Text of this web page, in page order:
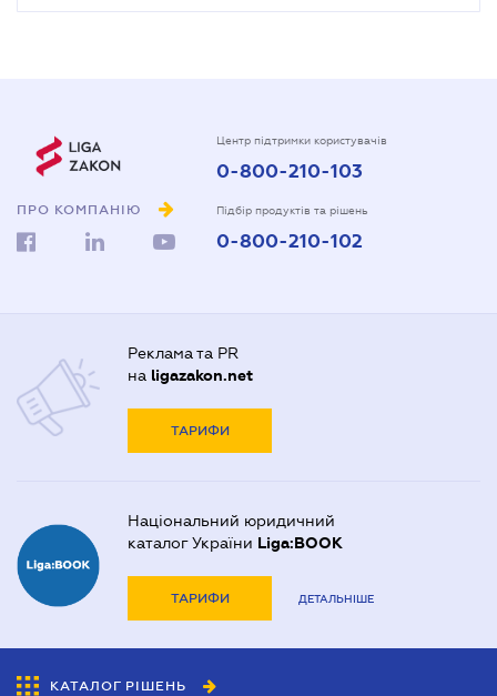
ПРО КОМПАНІЮ
Центр підтримки користувачів
0-800-210-103
Підбір продуктів та рішень
0-800-210-102
Реклама та PR
на ligazakon.net
ТАРИФИ
Національний юридичний
каталог України Liga:BOOK
ТАРИФИ ДЕТАЛЬНІШЕ
КАТАЛОГ РІШЕНЬ